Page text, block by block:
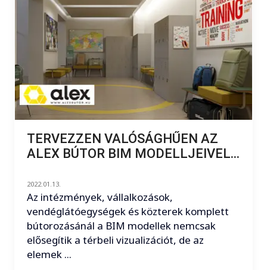
TERVEZZEN VALÓSÁGHŰEN AZ
ALEX BÚTOR BIM MODELLJEIVEL...
2022.01.13.
Az intézmények, vállalkozások,
vendéglátóegységek és közterek komplett
bútorozásánál a BIM modellek nemcsak
elősegítik a térbeli vizualizációt, de az
elemek ...